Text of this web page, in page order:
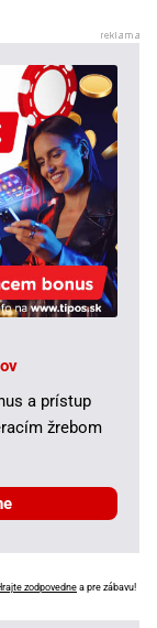
a prístup
žrebom
zodpovedne a pre zábavu!